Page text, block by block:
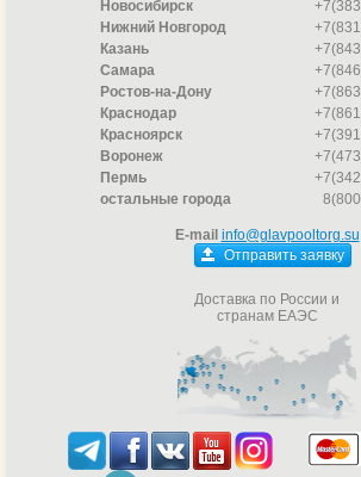
Новосибирск
Нижний Новгород
Казань
Самара
Ростов-на-Дону
Краснодар
Красноярск
Воронеж
Пермь
остальные города
E-mail info@glavpooltorg.su
Отправить заявку
Доставка по России и
странам ЕАЭС